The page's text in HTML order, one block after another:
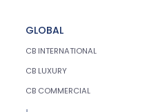
GLOBAL
CB INTERNATIONAL
CB LUXURY
CB COMMERCIAL